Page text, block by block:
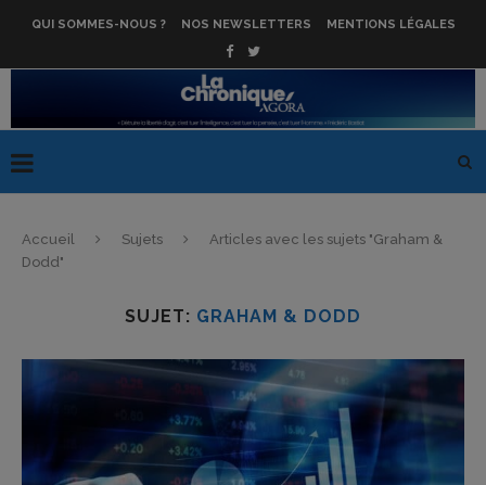
QUI SOMMES-NOUS ? NOS NEWSLETTERS MENTIONS LÉGALES
Accueil Sujets
Articles avec les sujets "Graham &
Dodd"
SUJET: GRAHAM & DODD